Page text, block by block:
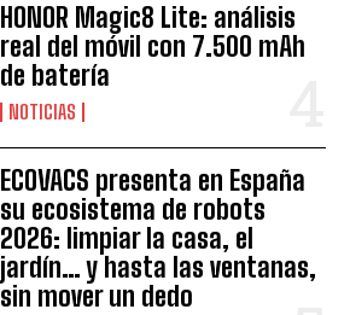
HONOR Magic8 Lite: análisis
real del móvil con 7.500 mAh
de batería
NOTICIAS
ECOVACS presenta en España
su ecosistema de robots
2026: limpiar la casa, el
jardín… y hasta las ventanas,
sin mover un dedo